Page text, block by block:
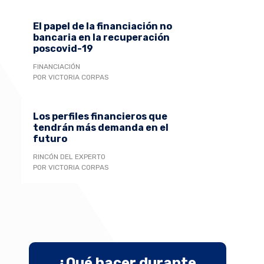
El papel de la financiación no
bancaria en la recuperación
poscovid-19
FINANCIACIÓN
POR VICTORIA CORPAS
Los perfiles financieros que
tendrán más demanda en el
futuro
RINCÓN DEL EXPERTO
POR VICTORIA CORPAS